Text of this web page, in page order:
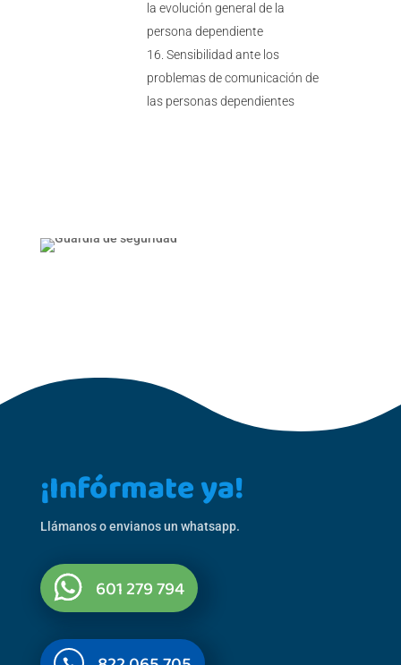
la evolución general de la
persona dependiente
Sensibilidad ante los
problemas de comunicación de
las personas dependientes
¡Infórmate ya!
Llámanos o envianos un whatsapp.
601 279 794